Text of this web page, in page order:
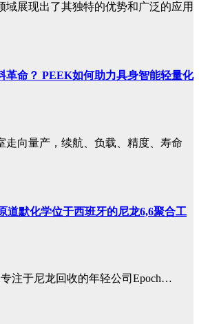
域展现出了其独特的优势和广泛的应用
革命？ PEEK如何助力具身智能轻量化
走向量产，续航、负载、精度、寿命
道默化学位于西班牙的尼龙6,6聚合工
注于尼龙回收的年轻公司Epoch…